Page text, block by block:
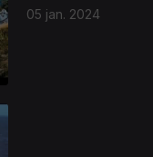
05 jan. 2024